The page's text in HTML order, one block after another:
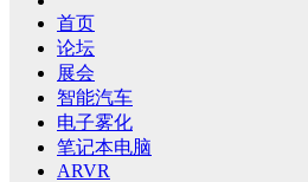
首页
论坛
展会
智能汽车
电子雾化
笔记本电脑
ARVR